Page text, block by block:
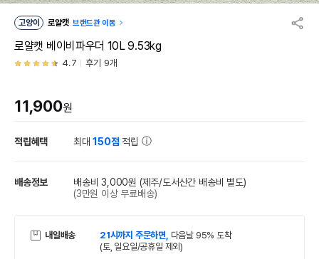
고양이 로얄캣 브랜드관 이동
로얄캣 베이비파우더 10L 9.53kg
4.7 후기 9개
11,900원
적립혜택 최대150점 적립
배송정보 배송비 3,000원 (제주/도서산간 배송비 별도)
(3만원 이상 무료배송)
내일배송 21시까지 주문하면, 다음날 95% 도착
(토, 일요일/공휴일 제외)